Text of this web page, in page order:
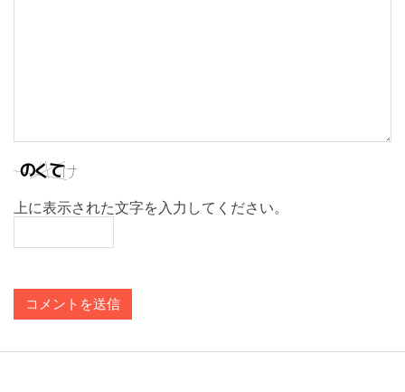
上に表示された文字を入力してください。